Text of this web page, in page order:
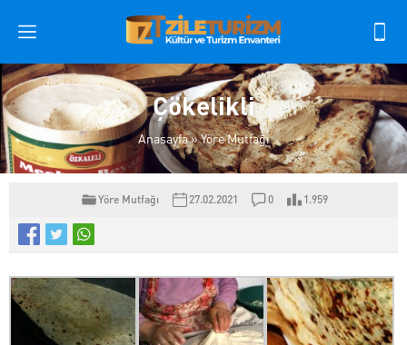
Çökelikli
Anasayfa»Yöre Mutfağı
Yöre Mutfağı 27.02.2021 0 1.959